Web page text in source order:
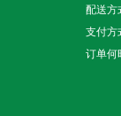
配送方
支付方
订单何